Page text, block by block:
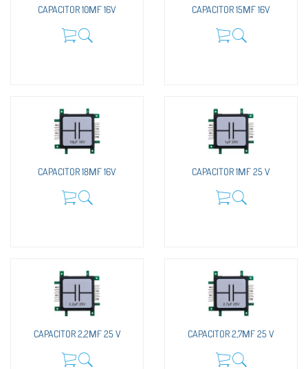
CAPACITOR 10ΜF 16V CAPACITOR 15ΜF 16V
CAPACITOR 18ΜF 16V CAPACITOR 1ΜF 25 V
CAPACITOR 2,2ΜF 25 V CAPACITOR 2,7ΜF 25 V